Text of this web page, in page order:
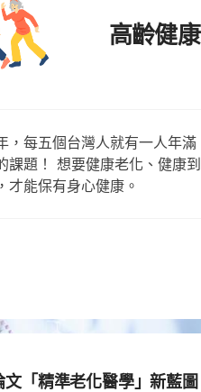
高齡健康
，每五個台灣人就有一人年
課題！ 想要健康老化、健康
才能保有身心健康。
「精準老化醫學」新藍圖